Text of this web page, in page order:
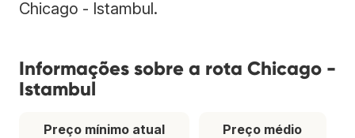
Chicago - Istambul.
Informações sobre a rota Chicago -
Istambul
Preço mínimo atual
Preço médio